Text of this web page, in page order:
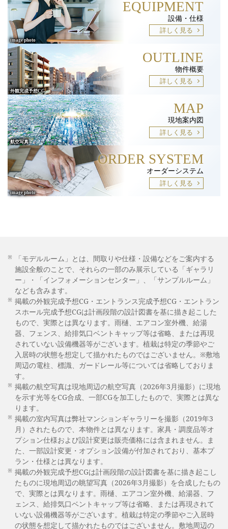
EQUIPMENT
設備・仕様
詳しく見る
OUTLINE
物件概要
詳しく見る
MAP
現地案内図
詳しく見る
ORDER SYSTEM
オーダーシステム
詳しく見る
※
「モデルルーム」とは、間取りや仕様・設備などをご案内する
施設全般のことで、それらの一部のみ展示している「ギャラリ
ー」・「インフォメーションセンター」、「サンプルルーム」
なども含みます。
※ 掲載の外観完成予想CG・エントランス完成予想CG・エントラン
スホール完成予想CGは計画段階の設計図書を基に描き起こした
もので、実際とは異なります。雨樋、エアコン室外機、給湯
器、フェンス、給排気口ベントキャップ等は省略、または再現
されていない設備機器等がございます。植栽は特定の季節やご
入居時の状態を想定して描かれたものではございません。※敷地
周辺の電柱、標識、ガードレール等については省略しておりま
す。
※ 掲載の航空写真は現地周辺の航空写真（2026年3月撮影）に現地
を示す光等をCG合成、一部CGを加工したもので、実際とは異な
ります。
※ 掲載の室内写真は弊社マンションギャラリーを撮影（2019年3
月）されたもので、本物件とは異なります。家具・調度品等オ
プション仕様および設計変更は販売価格には含まれません。ま
た、一部設計変更・オプション設備が付加されており、基本プ
ラン・仕様とは異なります。
※ 掲載の外観完成予想CGは計画段階の設計図書を基に描き起こし
たものに現地周辺の眺望写真（2026年3月撮影）を合成したもの
で、実際とは異なります。雨樋、エアコン室外機、給湯器、フ
ェンス、給排気口ベントキャップ等は省略、または再現されて
いない設備機器等がございます。植栽は特定の季節やご入居時
の状態を想定して描かれたものではございません。敷地周辺の